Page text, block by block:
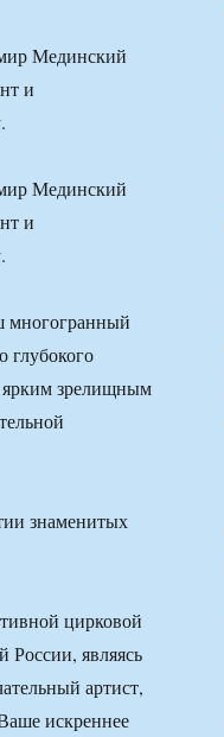
Мединский
и
Мединский
и
многогранный
глубокого
ярким зрелищным
знаменитых
цирковой
России, являясь
артист,
искреннее